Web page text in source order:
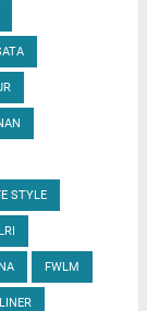
STYLE
FWLM